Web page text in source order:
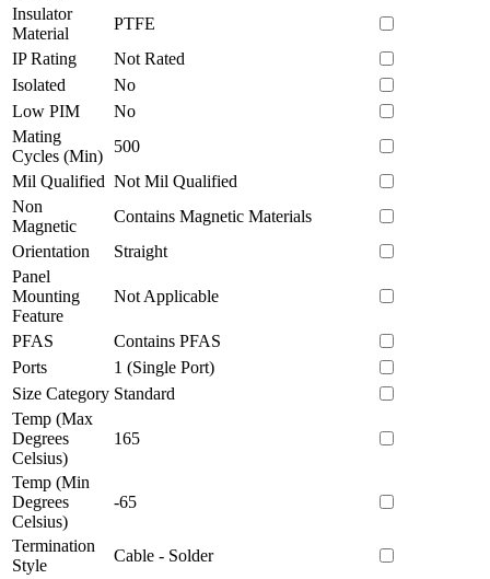
Insulator
Material
PTFE
IP Rating
Not Rated
Isolated
No
Low PIM
No
Mating
Cycles (Min)
500
Mil Qualified Not Mil Qualified
Non
Magnetic
Contains Magnetic Materials
Orientation
Straight
Panel
Mounting
Feature
Not Applicable
PFAS
Contains PFAS
Ports
1 (Single Port)
Size Category Standard
Temp (Max
Degrees
Celsius)
165
Temp (Min
Degrees
Celsius)
-65
Termination
Style
Cable - Solder